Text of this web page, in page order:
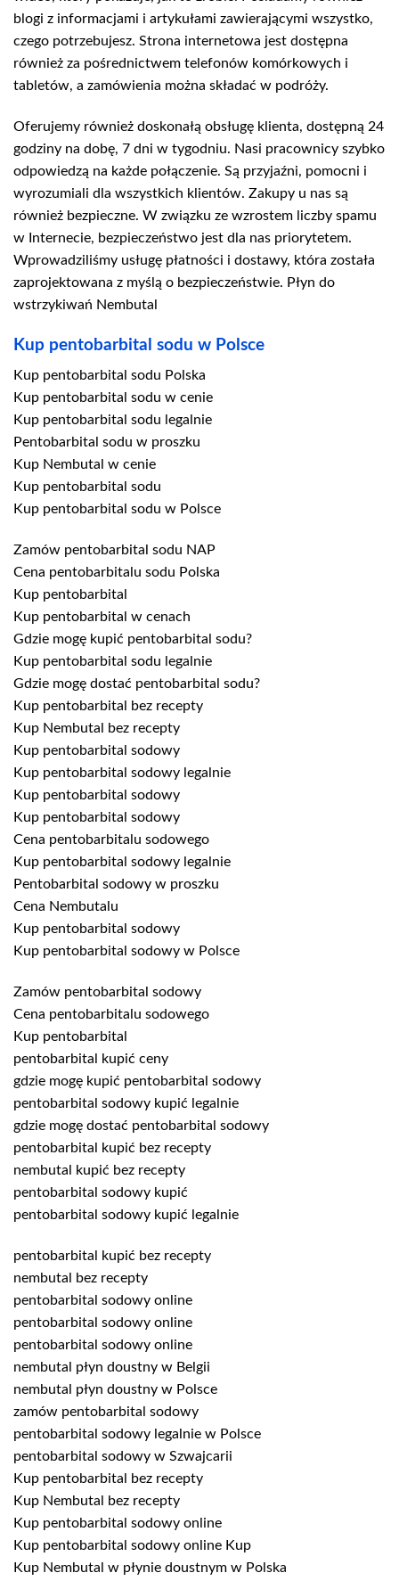
blogi z informacjami i artykułami zawierającymi wszystko,
czego potrzebujesz. Strona internetowa jest dostępna
również za pośrednictwem telefonów komórkowych i
tabletów, a zamówienia można składać w podróży.
Oferujemy również doskonałą obsługę klienta, dostępną 24
godziny na dobę, 7 dni w tygodniu. Nasi pracownicy szybko
odpowiedzą na każde połączenie. Są przyjaźni, pomocni i
wyrozumiali dla wszystkich klientów. Zakupy u nas są
również bezpieczne. W związku ze wzrostem liczby spamu
w Internecie, bezpieczeństwo jest dla nas priorytetem.
Wprowadziliśmy usługę płatności i dostawy, która została
zaprojektowana z myślą o bezpieczeństwie. Płyn do
wstrzykiwań Nembutal
Kup pentobarbital sodu w Polsce
Kup pentobarbital sodu Polska
Kup pentobarbital sodu w cenie
Kup pentobarbital sodu legalnie
Pentobarbital sodu w proszku
Kup Nembutal w cenie
Kup pentobarbital sodu
Kup pentobarbital sodu w Polsce
Zamów pentobarbital sodu NAP
Cena pentobarbitalu sodu Polska
Kup pentobarbital
Kup pentobarbital w cenach
Gdzie mogę kupić pentobarbital sodu?
Kup pentobarbital sodu legalnie
Gdzie mogę dostać pentobarbital sodu?
Kup pentobarbital bez recepty
Kup Nembutal bez recepty
Kup pentobarbital sodowy
Kup pentobarbital sodowy legalnie
Kup pentobarbital sodowy
Kup pentobarbital sodowy
Cena pentobarbitalu sodowego
Kup pentobarbital sodowy legalnie
Pentobarbital sodowy w proszku
Cena Nembutalu
Kup pentobarbital sodowy
Kup pentobarbital sodowy w Polsce
Zamów pentobarbital sodowy
Cena pentobarbitalu sodowego
Kup pentobarbital
pentobarbital kupić ceny
gdzie mogę kupić pentobarbital sodowy
pentobarbital sodowy kupić legalnie
gdzie mogę dostać pentobarbital sodowy
pentobarbital kupić bez recepty
nembutal kupić bez recepty
pentobarbital sodowy kupić
pentobarbital sodowy kupić legalnie
pentobarbital kupić bez recepty
nembutal bez recepty
pentobarbital sodowy online
pentobarbital sodowy online
pentobarbital sodowy online
nembutal płyn doustny w Belgii
nembutal płyn doustny w Polsce
zamów pentobarbital sodowy
pentobarbital sodowy legalnie w Polsce
pentobarbital sodowy w Szwajcarii
Kup pentobarbital bez recepty
Kup Nembutal bez recepty
Kup pentobarbital sodowy online
Kup pentobarbital sodowy online Kup
Kup Nembutal w płynie doustnym w Polska